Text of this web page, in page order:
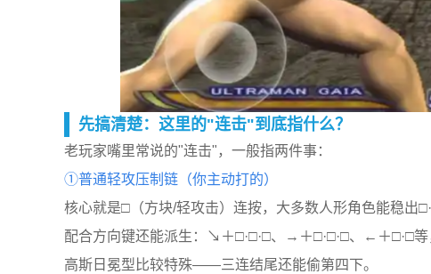
先搞清楚：这里的"连击"到底指什么？
老玩家嘴里常说的"连击"，一般指两件事：
①普通轻攻压制链（你主动打的）
核心就是□（方块/轻攻击）连按，大多数人形角色能稳出
配合方向键还能派生：↘＋□·□·□、→＋□·□·□、←＋□·□等
高斯日冕型比较特殊——三连结尾还能偷第四下。